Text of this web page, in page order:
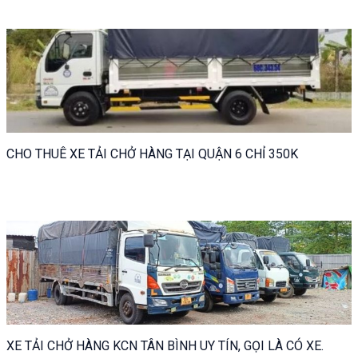
CHO THUÊ XE TẢI CHỞ HÀNG TẠI QUẬN 6 CHỈ 350K
XE TẢI CHỞ HÀNG KCN TÂN BÌNH UY TÍN, GỌI LÀ CÓ XE.